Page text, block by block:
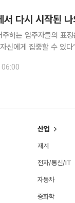
서 다시 시작된
주하는 입주자들의 표
신에게 집중할 수 있
가분함이 크다는 것이
산업
재계
전자/통신/IT
자동차
중화학